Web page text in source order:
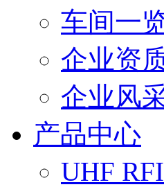
车间一
企业资
企业风
产品中心
UHF